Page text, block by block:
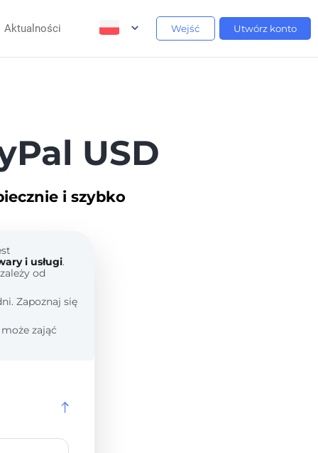
Aktualności Wejść Utwórz konto
USD
i szybko
i usługi.
od
Zapoznaj się
zająć